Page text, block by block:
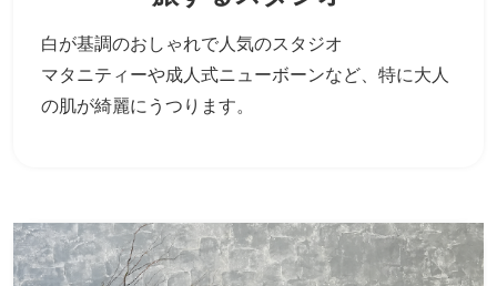
白が基調のおしゃれで人気のスタジオ
マタニティーや成人式ニューボーンなど、 特に大人
の肌が綺麗にうつります。